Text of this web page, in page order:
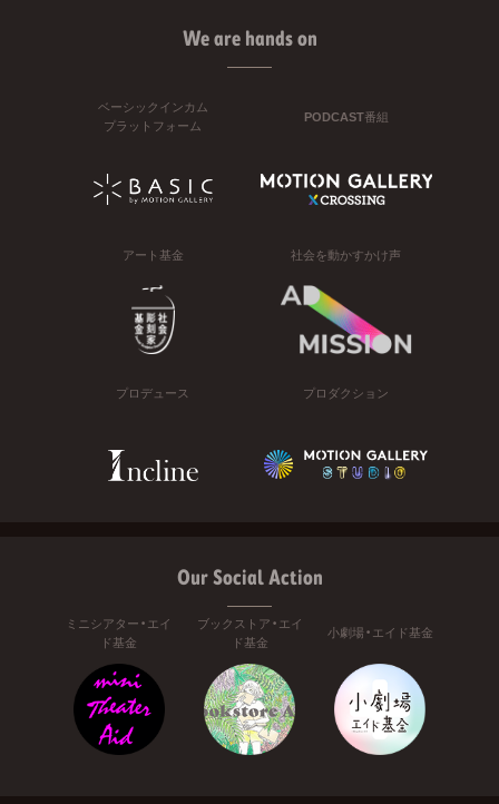
We are hands on
ベーシックインカム
プラットフォーム
PODCAST番組
アート基金 社会を動かすかけ声
プロデュース プロダクション
Our Social Action
ミニシアター・エイ
ド基金
ブックストア・エイ
ド基金
小劇場・エイド基金